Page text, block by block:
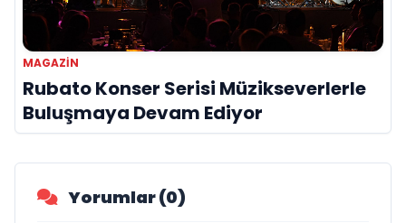
MAGAZIN
Rubato Konser Serisi Müzikseverlerle
Buluşmaya Devam Ediyor
Yorumlar (0)